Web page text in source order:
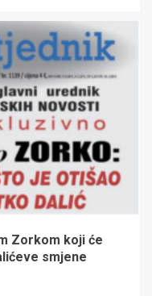
Zorkom koji će
smjene